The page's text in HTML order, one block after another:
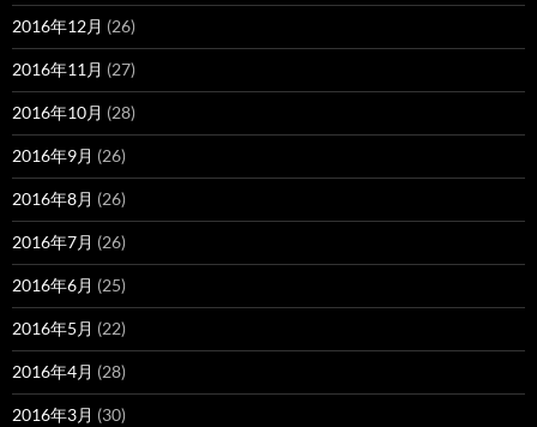
2016年12月 (26)
2016年11月 (27)
2016年10月 (28)
2016年9月 (26)
2016年8月 (26)
2016年7月 (26)
2016年6月 (25)
2016年5月 (22)
2016年4月 (28)
2016年3月 (30)